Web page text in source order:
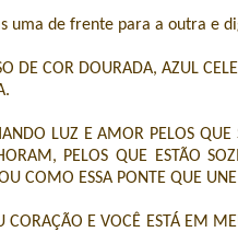
uma de frente para a outra e
DE COR DOURADA, AZUL
LUZ E AMOR PELOS QUE
PELOS QUE ESTÃO
COMO ESSA PONTE QUE
CORAÇÃO E VOCÊ ESTÁ EM